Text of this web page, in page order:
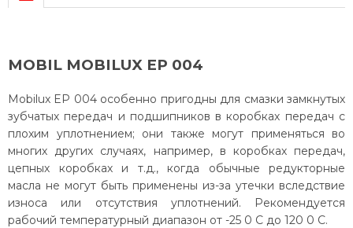
MOBIL MOBILUX EP 004
Mobilux EP 004 особенно пригодны для смазки замкнутых
зубчатых передач и подшипников в коробках передач с
плохим уплотнением; они также могут применяться во
многих других случаях, например, в коробках передач,
цепных коробках и т.д., когда обычные редукторные
масла не могут быть применены из-за утечки вследствие
износа или отсутствия уплотнений. Рекомендуется
рабочий температурный диапазон от -25 0 С до 120 0 С.